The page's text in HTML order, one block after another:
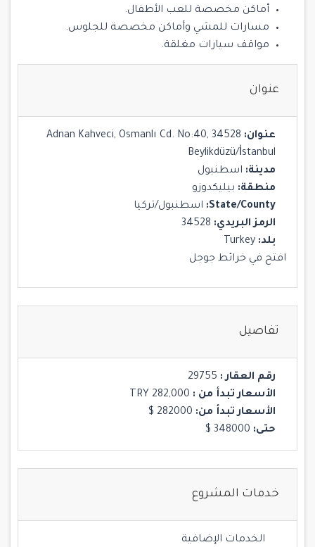
أماكن مخصصة للعب الأطفال.
مسارات للمشي وأماكن مخصصة للجلوس.
مواقف سيارات مغلقة.
عنوان
عنوان: Adnan Kahveci, Osmanlı Cd. No:40, 34528
Beylikdüzü/İstanbul
مدينة: اسطنبول
منطقة: بيليكدوزو
State/County:
اسطنبول/تركيا
الرمز البريدي:
بلد:
افتح في خرائط جوجل
تفاصيل
رقم العقار :
الأسعار تبدأ من :
الأسعار تبدأ من:
حتى:
خدمات المشروع
الخدمات الإضافية